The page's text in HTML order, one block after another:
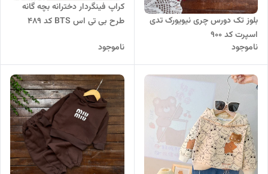
بلوز تک دورس چری نیویورک تدی
اسپرت کد 900
ناموجود
کراپ فینگردار دخترانه بچه گانه
طرح بی تی اس BTS کد 489
ناموجود